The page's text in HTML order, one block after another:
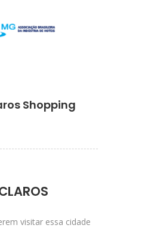
Shopping
visitar essa cidade